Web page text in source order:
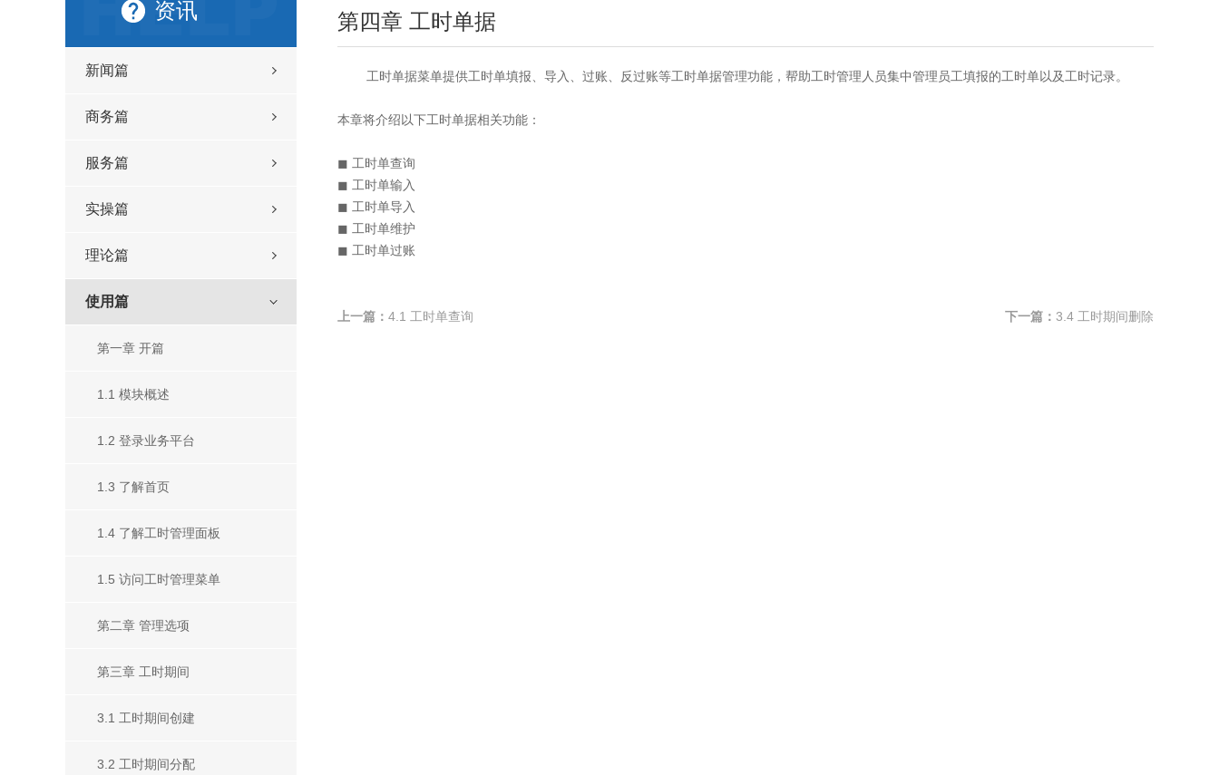
资讯
新闻篇
商务篇
服务篇
实操篇
理论篇
使用篇
第一章 开篇
1.1 模块概述
1.2 登录业务平台
1.3 了解首页
1.4 了解工时管理面板
1.5 访问工时管理菜单
第二章 管理选项
第三章 工时期间
3.1 工时期间创建
3.2 工时期间分配
第四章 工时单据
工时单据菜单提供工时单填报、导入、过账、反过账等工时单据管理功能，帮助工时管理人员集中管理员工填报的工时单以及工时记录。
本章将介绍以下工时单据相关功能：
◼ 工时单查询
◼ 工时单输入
◼ 工时单导入
◼ 工时单维护
◼ 工时单过账
上一篇： 4.1 工时单查询 下一篇： 3.4 工时期间删除